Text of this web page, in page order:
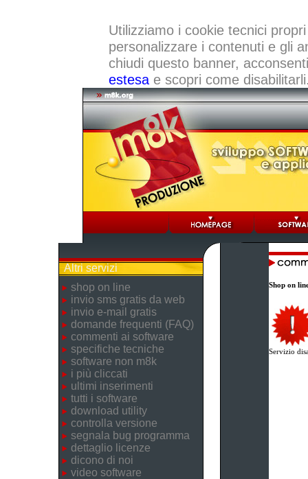
Utilizziamo i cookie tecnici
personalizzare i contenuti e gli
chiudi questo banner,
estesae scopri come
Altri servizi
shop on line
invio sms gratis da web
invio e-mail gratis
domande frequenti (FAQ)
commenti ai software
specifiche tecniche
software non m8k
i più cliccati
ultimi inserimenti
tutti i software
download utility
controlla versione
segnala bug programma
dettaglio licenze
dicono di noi
video software
Shop on
Servizio